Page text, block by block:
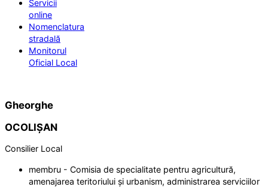
Servicii
online
Nomenclatura
stradală
Monitorul
Oficial Local
Gheorghe
OCOLIȘAN
Consilier Local
membru - Comisia de specialitate pentru agricultură,
amenajarea teritoriului și urbanism, administrarea serviciilor